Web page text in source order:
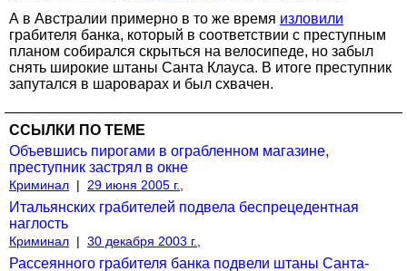
А в Австралии примерно в то же время изловили
грабителя банка, который в соответствии с преступным
планом собирался скрыться на велосипеде, но забыл
снять широкие штаны Санта Клауса. В итоге преступник
запутался в шароварах и был схвачен.
ССЫЛКИ ПО ТЕМЕ
Объевшись пирогами в ограбленном магазине,
преступник застрял в окне
Криминал | 29 июня 2005 г.,
Итальянских грабителей подвела беспрецедентная
наглость
Криминал | 30 декабря 2003 г.,
Рассеянного грабителя банка подвели штаны Санта-